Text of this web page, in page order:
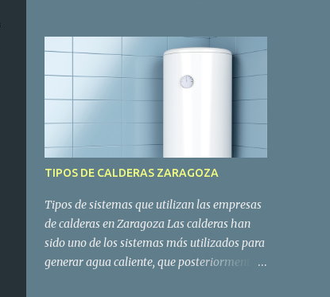
no llega a la vivienda. En función de estos
mantenimiento de la caldera concreto. Por
otro lado, también hay que tener en cuenta
que los sistemas de calderas para calefacción
deben tener distintos tipos de
funcionamiento según la zona geográfica en
la que se encuentra el domicilio, con el
consiguiente servicio de mantenimiento de
la caldera que requiera. Por ejemplo, los
sistemas de caldera de gas condensación o
las calderas estancas son sistemas factibles
TIPOS DE CALDERAS ZARAGOZA
Tipos de sistemas que utilizan las empresas
de calderas en Zaragoza Las calderas han
sido uno de los sistemas más utilizados para
generar agua caliente, que posteriormente,